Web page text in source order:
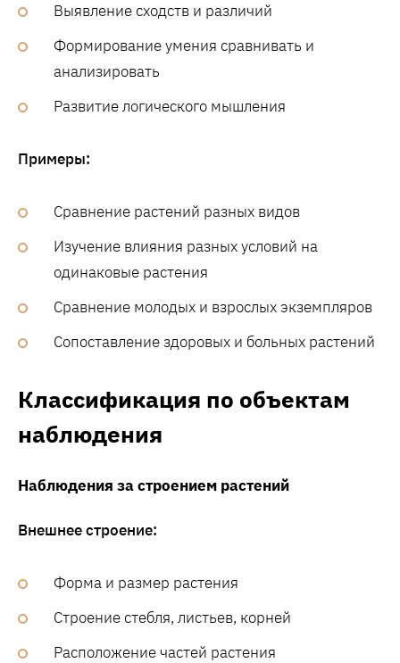
Выявление сходств и различий
Формирование умения сравнивать и
анализировать
Развитие логического мышления
Примеры:
Сравнение растений разных видов
Изучение влияния разных условий на
одинаковые растения
Сравнение молодых и взрослых экземпляров
Сопоставление здоровых и больных растений
Классификация по объектам
наблюдения
Наблюдения за строением растений
Внешнее строение:
Форма и размер растения
Строение стебля, листьев, корней
Расположение частей растения